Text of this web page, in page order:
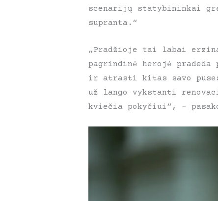
scenarijų statybininkai
supranta.“
„Pradžioje tai labai
pagrindinė herojė
ir atrasti kitas savo
už lango vykstanti
kviečia pokyčiui“, –